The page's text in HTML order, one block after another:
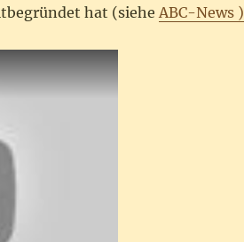
hat (sieheABC-News )